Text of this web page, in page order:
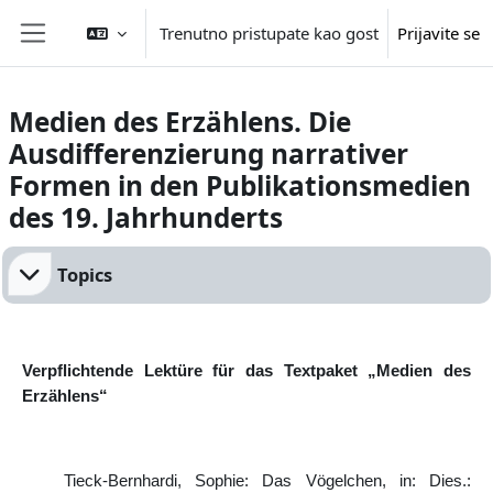
Idi na glavni sadržaj
Trenutno pristupate kao gost Prijavite se
Medien des Erzählens. Die
Ausdifferenzierung narrativer
Formen in den Publikationsmedien
des 19. Jahrhunderts
Section outline
Topics
Verpflichtende Lektüre für das Textpaket „Medien des
Erzählens“
Tieck-Bernhardi, Sophie: Das Vögelchen, in: Dies.: